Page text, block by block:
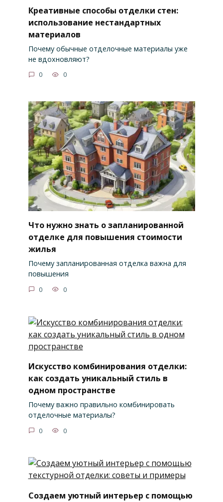
Креативные способы отделки стен:
использование нестандартных
материалов
Почему обычные отделочные материалы уже
не вдохновляют?
0 0
Что нужно знать о запланированной
отделке для повышения стоимости
жилья
Почему запланированная отделка важна для
повышения
0 0
Искусство комбинирования отделки:
как создать уникальный стиль в
одном пространстве
Почему важно правильно комбинировать
отделочные материалы?
0 0
Создаем уютный интерьер с помощью